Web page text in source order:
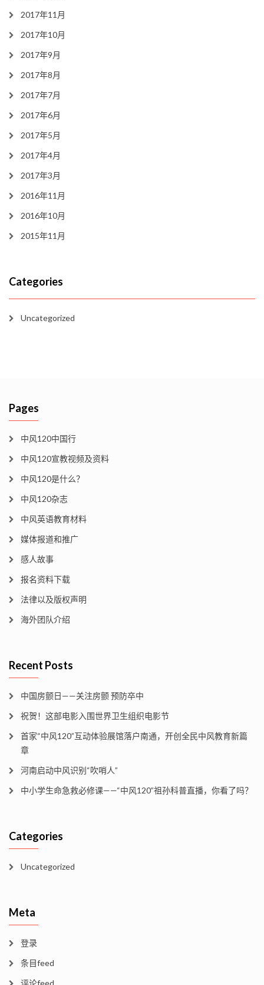
2017年11月
2017年10月
2017年9月
2017年8月
2017年7月
2017年6月
2017年5月
2017年4月
2017年3月
2016年11月
2016年10月
2015年11月
Categories
Uncategorized
Pages
中风120中国行
中风120宣教视频及资料
中风120是什么？
中风120杂志
中风英语教育材料
媒体报道和推广
感人故事
报名资料下载
法律以及版权声明
海外团队介绍
Recent Posts
中国房颤日——关注房颤 预防卒中
祝贺！这部电影入围世界卫生组织电影节
首家“中风120”互动体验展馆落户南通，开创全民中风教育新篇
章
河南启动中风识别“吹哨人”
中小学生命急救必修课——“中风120”祖孙科普直播，你看了吗？
Categories
Uncategorized
Meta
登录
条目feed
评论feed